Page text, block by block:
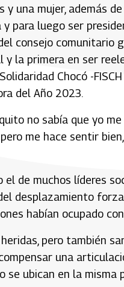
y una mujer, además
para luego ser
consejo comunitario
la primera en ser
Chocó -
del Año 2023.
no sabía que yo
me hace sentir
el de muchos líderes
desplazamiento
habían ocupado
pero también
una
ubican en la misma